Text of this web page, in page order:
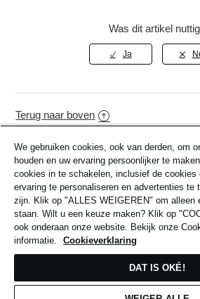
Het artikel dat je wilt kopen,
artikelcode (te vinden onder
Was dit artikel
Terug naar boven
Verwante Artikelen
Betalingen & Betaalmethoden
Een Artikel Retourneren
Mijn Account
We gebruiken cookies, ook van derden, om
houden en uw ervaring persoonlijker te
cookies in te schakelen, inclusief de cookies
ervaring te personaliseren en advertenties te
zijn. Klik op "ALLES WEIGEREN" om alleen
staan. Wilt u een keuze maken? Klik op
ook onderaan onze website. Bekijk onze
informatie.
Cookieverklaring
DAT IS OKÉ!